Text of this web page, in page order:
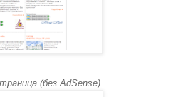
(без AdSense)